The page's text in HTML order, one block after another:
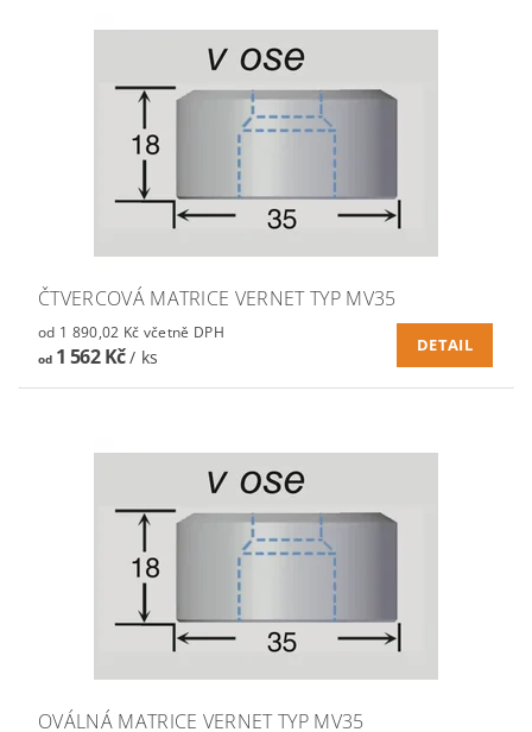
ČTVERCOVÁ MATRICE VERNET TYP MV35
od 1 890,02 Kč včetně DPH
od1 562 Kč/ ks
DETAIL
OVÁLNÁ MATRICE VERNET TYP MV35